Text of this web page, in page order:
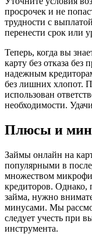
просрочек и не
трудности с
перенести срок или
Теперь, когда вы
карту без отказа
надежным
без лишних хлопот.
использован
необходимости.
Плюсы и
Займы онлайн на
популярными в
множеством
кредиторов. Однако,
займа, нужно
минусами. Мы
следует учесть при
инструмента.